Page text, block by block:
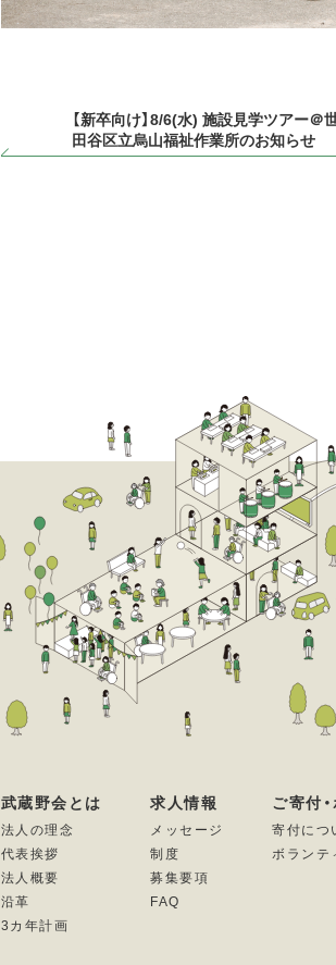
【新卒向け】8/6(水) 施設見学ツアー＠
田谷区立烏山福祉作業所のお知らせ
武蔵野会とは
法人の理念
代表挨拶
法人概要
沿革
3カ年計画
求人情報
メッセージ
制度
募集要項
FAQ
ご寄付
寄付につ
ボランテ